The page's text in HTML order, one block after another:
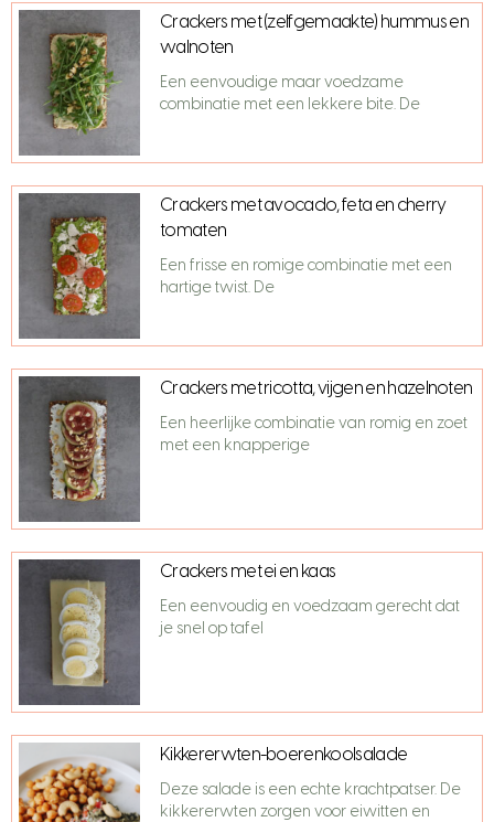
Crackers met (zelfgemaakte) hummus en
walnoten
Een eenvoudige maar voedzame
combinatie met een lekkere bite. De
Crackers met avocado, feta en cherry
tomaten
Een frisse en romige combinatie met een
hartige twist. De
Crackers met ricotta, vijgen en hazelnoten
Een heerlijke combinatie van romig en zoet
met een knapperige
Crackers met ei en kaas
Een eenvoudig en voedzaam gerecht dat
je snel op tafel
Kikkererwten-boerenkoolsalade
Deze salade is een echte krachtpatser. De
kikkererwten zorgen voor eiwitten en